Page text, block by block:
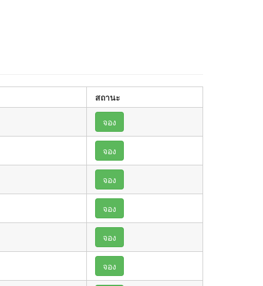
สถานะ
จอง
จอง
จอง
จอง
จอง
จอง